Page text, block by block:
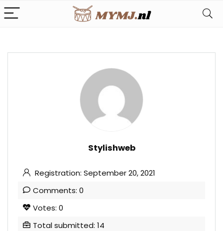
Stylishweb
Registration: September 20, 2021
Comments: 0
Votes: 0
Total submitted: 14